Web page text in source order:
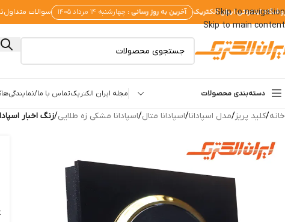
Skip to navigation
Skip to main content
اینترنتی ایران الکتریک آخرین به روز رسانی : چهارشنبه ۱۴ مرداد ۱۴۰۵ سوالات متداول
دسته‌بندی محصولات مجله ایران الکتریکتماس با ما/نمایندگی‌ها
خانه/کلید پریز/مدل اسپادانا/اسپادانا متال/اسپادانا مشکی زه طلایی/زنگ اخبار